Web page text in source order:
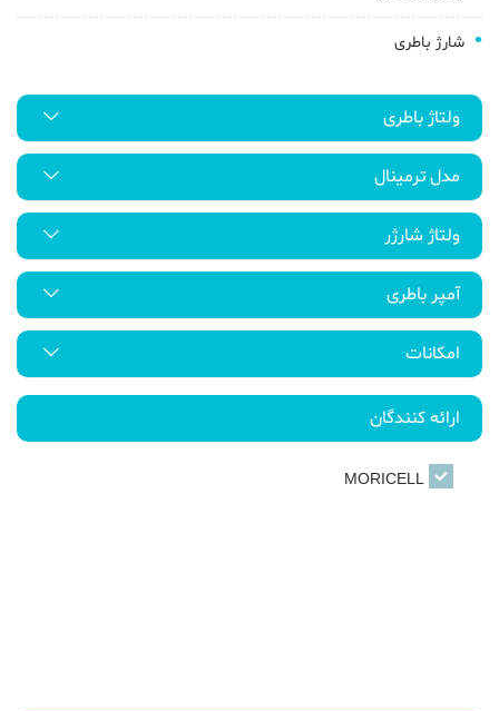
شارژ باطری
ولتاژ باطری
مدل ترمینال
ولتاژ شارژر
آمپر باطری
امکانات
ارائه کنندگان